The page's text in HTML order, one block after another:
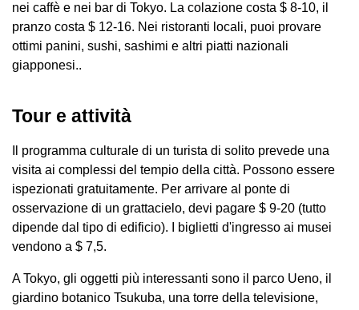
nei caffè e nei bar di Tokyo. La colazione costa $ 8-10, il
pranzo costa $ 12-16. Nei ristoranti locali, puoi provare
ottimi panini, sushi, sashimi e altri piatti nazionali
giapponesi..
Tour e attività
Il programma culturale di un turista di solito prevede una
visita ai complessi del tempio della città. Possono essere
ispezionati gratuitamente. Per arrivare al ponte di
osservazione di un grattacielo, devi pagare $ 9-20 (tutto
dipende dal tipo di edificio). I biglietti d'ingresso ai musei
vendono a $ 7,5.
A Tokyo, gli oggetti più interessanti sono il parco Ueno, il
giardino botanico Tsukuba, una torre della televisione,